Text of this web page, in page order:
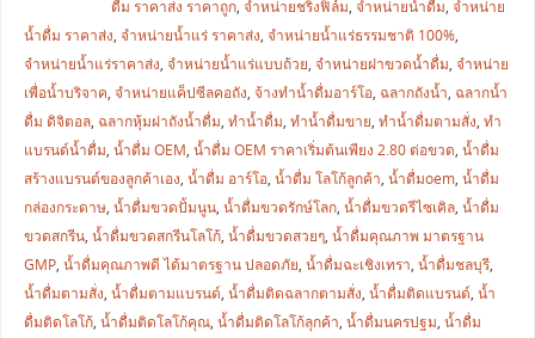
ดื่ม ราคาส่ง ราคาถูก, จำหน่ายชริ้งฟิล์ม, จำหน่ายน้ำดื่ม, จำหน่าย
น้ำดื่ม ราคาส่ง, จำหน่ายน้ำแร่ ราคาส่ง, จำหน่ายน้ำแร่ธรรมชาติ 100%,
จำหน่ายน้ำแร่ราคาส่ง, จำหน่ายน้ำแร่แบบถ้วย, จำหน่ายฝาขวดน้ำดื่ม, จำหน่าย
เพื่อน้ำบริจาค, จำหน่ายแค็ปซีลคอถัง, จ้างทำน้ำดื่มอาร์โอ, ฉลากถังน้ำ, ฉลากน้ำ
ดื่ม ดิจิตอล, ฉลากหุ้มฝาถังน้ำดื่ม, ทำน้ำดื่ม, ทำน้ำดื่มขาย, ทำน้ำดื่มตามสั่ง, ทำ
แบรนด์น้ำดื่ม, น้ำดื่ม OEM, น้ำดื่ม OEM ราคาเริ่มต้นเพียง 2.80 ต่อขวด, น้ำดื่ม
สร้างแบรนด์ของลูกค้าเอง, น้ำดื่ม อาร์โอ, น้ำดื่ม โลโก้ลูกค้า, น้ำดื่มoem, น้ำดื่ม
กล่องกระดาษ, น้ำดื่มขวดปั้มนูน, น้ำดื่มขวดรักษ์โลก, น้ำดื่มขวดรีไซเคิล, น้ำดื่ม
ขวดสกรีน, น้ำดื่มขวดสกรีนโลโก้, น้ำดื่มขวดสวยๆ, น้ำดื่มคุณภาพ มาตรฐาน
GMP, น้ำดื่มคุณภาพดี ได้มาตรฐาน ปลอดภัย, น้ำดื่มฉะเชิงเทรา, น้ำดื่มชลบุรี,
น้ำดื่มตามสั่ง, น้ำดื่มตามแบรนด์, น้ำดื่มติดฉลากตามสั่ง, น้ำดื่มติดแบรนด์, น้ำ
ดื่มติดโลโก้, น้ำดื่มติดโลโก้คุณ, น้ำดื่มติดโลโก้ลุกค้า, น้ำดื่มนครปฐม, น้ำดื่ม